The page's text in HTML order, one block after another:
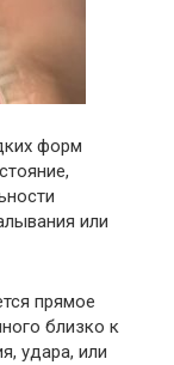
форм
или
прямое
близко к
удара, или